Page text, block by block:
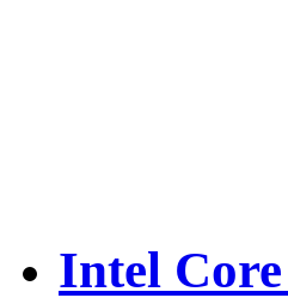
Intel